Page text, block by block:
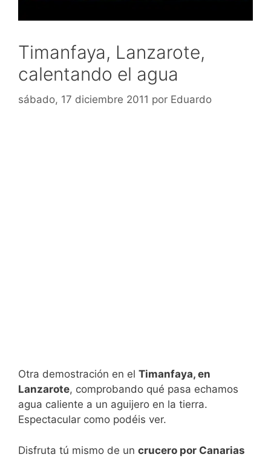
Timanfaya, Lanzarote,
calentando el agua
sábado, 17 diciembre 2011 por Eduardo
Otra demostración en el Timanfaya, en
Lanzarote, comprobando qué pasa echamos
agua caliente a un aguijero en la tierra.
Espectacular como podéis ver.
Disfruta tú mismo de un crucero por Canarias